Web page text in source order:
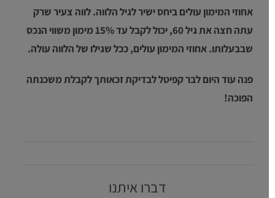
אחוזי המימון עולים ביחס ישיר לגיל הלווה. לווה צעיר שרק
עתה חצה את גיל 60, יכול לקבל עד 15% מימון משווי הנכס
שבבעלותו. אחוזי המימון עולים, ככל שגילו של הלווה עולה.
פנה עוד היום לבר קפיטל לבדיקת זכאותך לקבלת משכנתה
הפוכה!
דברו איתנו